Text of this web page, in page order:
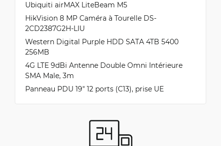
Ubiquiti airMAX LiteBeam M5
HikVision 8 MP Caméra à Tourelle DS-
2CD2387G2H-LIU
Western Digital Purple HDD SATA 4TB 5400
256MB
4G LTE 9dBi Antenne Double Omni Intérieure
SMA Male, 3m
Panneau PDU 19" 12 ports (C13), prise UE